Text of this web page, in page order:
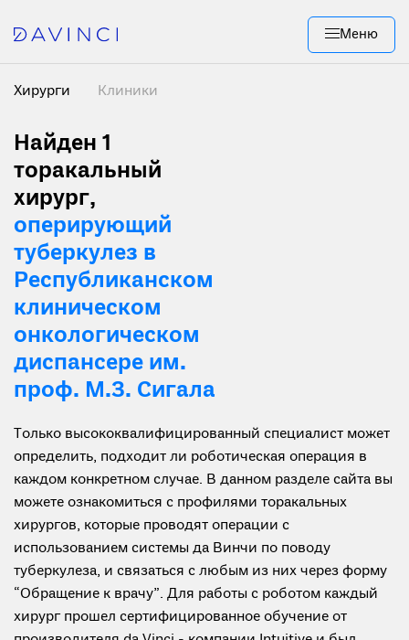
Меню
Хирурги Клиники
Найден 1
торакальный
хирург,
оперирующий
туберкулез в
Республиканском
клиническом
онкологическом
диспансере им.
проф. М.З. Сигала
Только высококвалифицированный специалист может
определить, подходит ли роботическая операция в
каждом конкретном случае. В данном разделе сайта вы
можете ознакомиться с профилями торакальных
хирургов, которые проводят операции с
использованием системы да Винчи по поводу
туберкулеза, и связаться с любым из них через форму
“Обращение к врачу”. Для работы с роботом каждый
хирург прошел сертифицированное обучение от